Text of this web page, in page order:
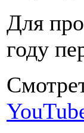
Для
году